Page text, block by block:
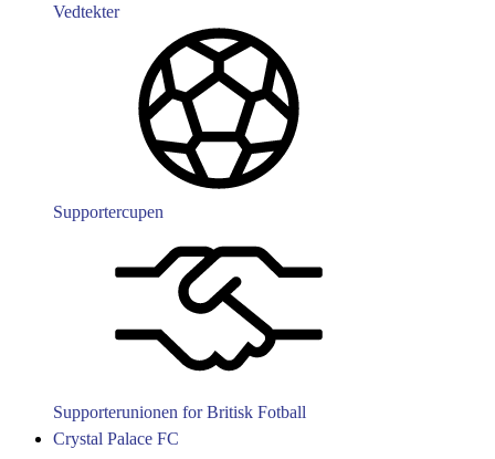
Vedtekter
Supportercupen
Supporterunionen for Britisk Fotball
Crystal Palace FC